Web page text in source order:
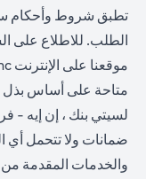
تطبق شروط وأحكام
الطلب. للاطلاع على
موقعنا على الإنترنت
متاحة على أساس بذل
لسيتي بنك ، إن إيه -
ضمانات ولا تتحمل أي
والخدمات المقدمة من